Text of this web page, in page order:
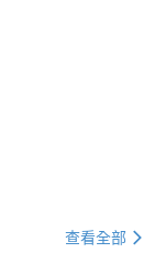
查看全部